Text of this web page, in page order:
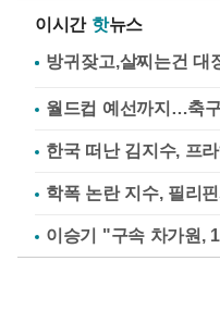
이시간 핫뉴스
월드컵 예선까지…축
한국 떠난 김지수, 프
학폭 논란 지수, 필리
이승기 "구속 차가원,